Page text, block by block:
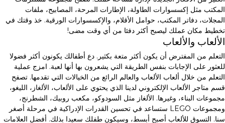
المكتب مثل إكسسوارات الطاولة، الإطارات المرحة، المصابيح، ملفات
المجلات، دفاتر المكتب، حوامل الأقلام، والإكسسوارات الورقية. خذ وقتك في
تخطيط مكان عملك ليصبح أكثر دفئا من أي وقت مضى!
الألعاب والألعاب
التعلم من المفترض أن يكون أكثر متعة بكثير. دع أطفالك يكونون أكثر فضولا
للعثور على الإجابات بنفس الطريقة التي يشعرون بها أنها لعبة. امزج عملية
التعلم من خلال ألعاب الألعاب والعالم الرائع من الخيالات التي تقدمها. تصفح
قسم متاجر الألعاب الإلكتروني لدينا الذي يحتوي على الألعاب، الألغاز، الليغو،
مجموعات البناء، وغيرها. الألغاز مثل السودوكو، مكعب روبيك، الشطرنج،
ومجموعات LEGO ستساعد في تحسين القدرات الإدراكية في مرحلة أصغر
سنا. التسوق للألعاب أصبح أبسط، وسيكون طفلك سعيدا بذلك. أفضل العلامات